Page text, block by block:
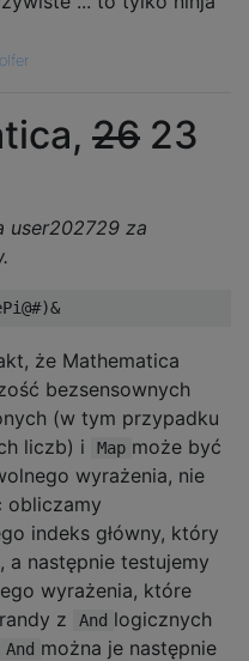
26 23
user202729 za
że Mathematica
bezsensownych
(w tym przypadku
liczb) i Map może być
wyrażenia, nie
obliczamy
indeks główny, który
następnie testujemy
wyrażenia, które
z
And logicznych
And można je następnie